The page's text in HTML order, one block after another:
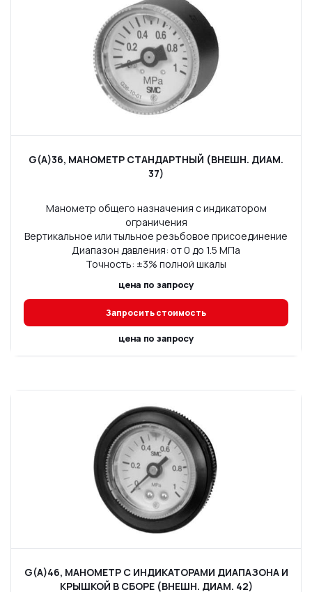
G(A)36, МАНОМЕТР СТАНДАРТНЫЙ (ВНЕШН. ДИАМ.
37)
Манометр общего назначения с индикатором
ограничения
Вертикальное или тыльное резьбовое присоединение
Диапазон давления: от 0 до 1.5 МПа
Точность: ±3% полной шкалы
цена по запросу
Запросить стоимость
цена по запросу
G(A)46, МАНОМЕТР С ИНДИКАТОРАМИ ДИАПАЗОНА И
КРЫШКОЙ В СБОРЕ (ВНЕШН. ДИАМ. 42)